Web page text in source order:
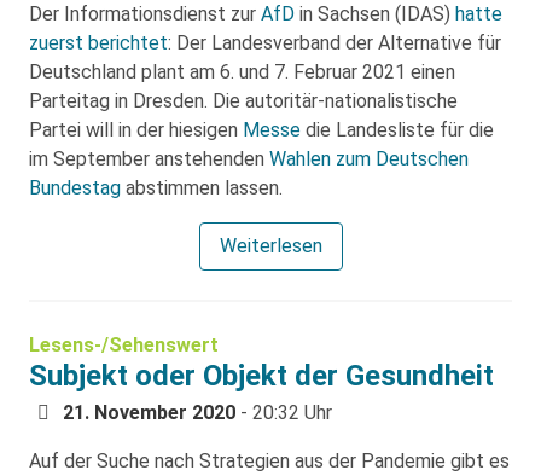
Der Informationsdienst zur AfD in Sachsen (IDAS) hatte
zuerst berichtet: Der Landesverband der Alternative für
Deutschland plant am 6. und 7. Februar 2021 einen
Parteitag in Dresden. Die autoritär-nationalistische
Partei will in der hiesigen Messe die Landesliste für die
im September anstehenden Wahlen zum Deutschen
Bundestag abstimmen lassen.
Weiterlesen
Lesens-/Sehenswert
Subjekt oder Objekt der Gesundheit
21. November 2020 - 20:32 Uhr
Auf der Suche nach Strategien aus der Pandemie gibt es